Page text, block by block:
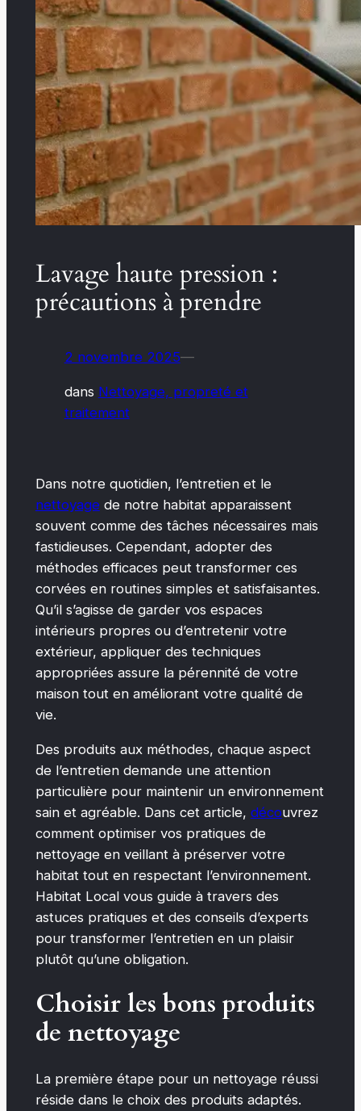
Lavage haute pression :
précautions à prendre
2 novembre 2025—
dans Nettoyage, propreté et
traitement
Dans notre quotidien, l’entretien et le
nettoyage de notre habitat apparaissent
souvent comme des tâches nécessaires mais
fastidieuses. Cependant, adopter des
méthodes efficaces peut transformer ces
corvées en routines simples et satisfaisantes.
Qu’il s’agisse de garder vos espaces
intérieurs propres ou d’entretenir votre
extérieur, appliquer des techniques
appropriées assure la pérennité de votre
maison tout en améliorant votre qualité de
vie.
Des produits aux méthodes, chaque aspect
de l’entretien demande une attention
particulière pour maintenir un environnement
sain et agréable. Dans cet article, découvrez
comment optimiser vos pratiques de
nettoyage en veillant à préserver votre
habitat tout en respectant l’environnement.
Habitat Local vous guide à travers des
astuces pratiques et des conseils d’experts
pour transformer l’entretien en un plaisir
plutôt qu’une obligation.
Choisir les bons produits
de nettoyage
La première étape pour un nettoyage réussi
réside dans le choix des produits adaptés.